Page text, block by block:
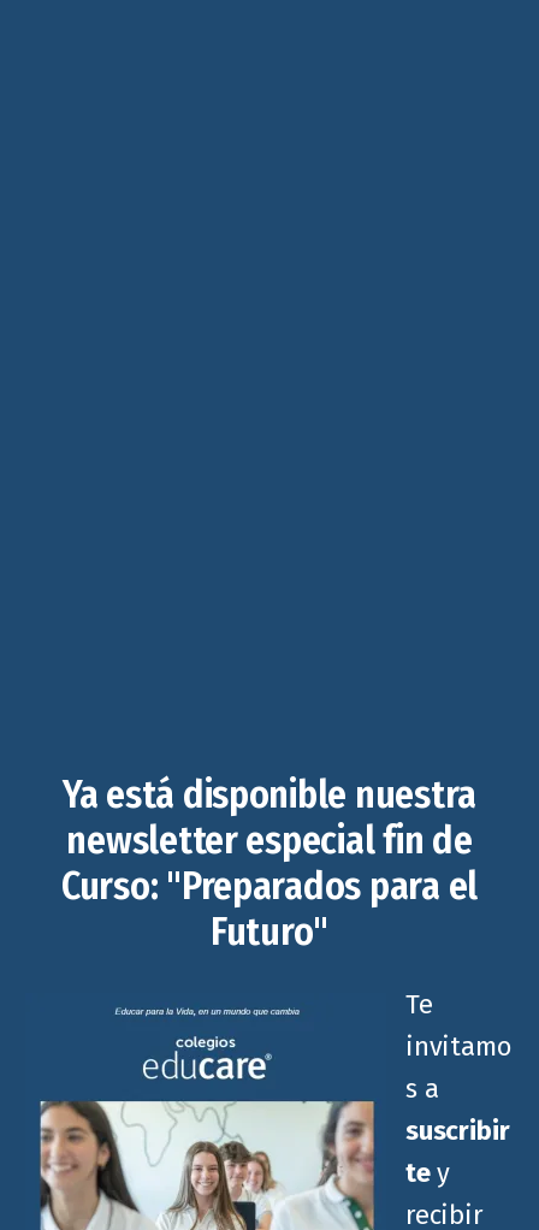
Ya está disponible nuestra
newsletter especial fin de
Curso: "Preparados para el
Futuro"
Te
invitamo
s a
suscribir
tey
recibir